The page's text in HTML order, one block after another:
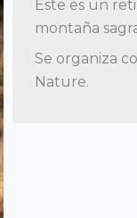
Este es un
montaña
Se organiza
Nature.